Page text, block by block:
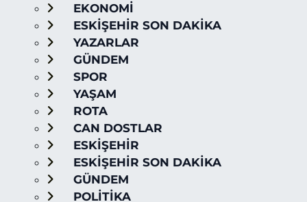
EKONOMİ
ESKİŞEHİR SON DAKİKA
YAZARLAR
GÜNDEM
SPOR
YAŞAM
ROTA
CAN DOSTLAR
ESKİŞEHİR
ESKİŞEHİR SON DAKİKA
GÜNDEM
POLİTİKA